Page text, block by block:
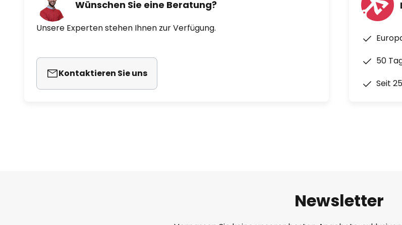
Wünschen Sie eine Beratung?
Unsere Experten stehen Ihnen zur Verfügung.
Kontaktieren Sie uns
50
Seit
Newsletter